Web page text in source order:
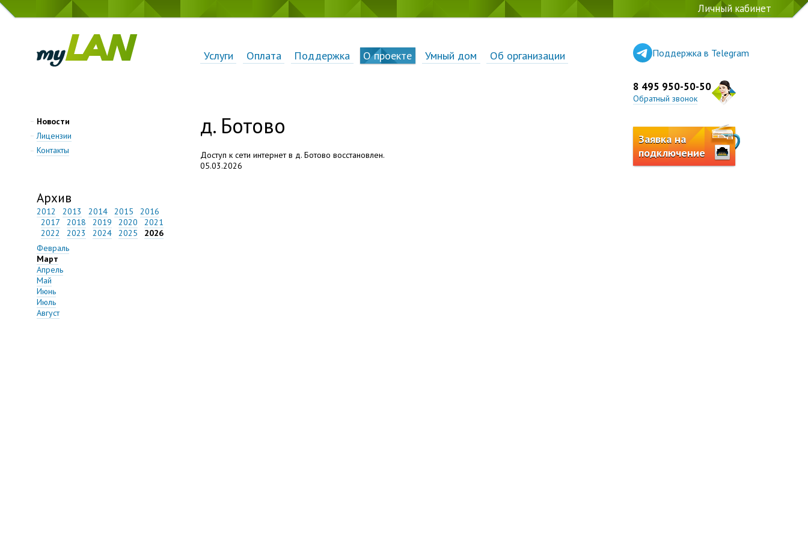
Личный кабинет
Услуги Оплата Поддержка О проекте Умный дом Об организации Поддержка в Telegram
Новости
Лицензии
Контакты
Архив
2012 2013 2014 2015
2016
2017
2018 2019 2020
2021
2022
2023 2024 2025
2026
Февраль
Март
Апрель
Май
Июнь
Июль
Август
д. Ботово
Доступ к сети интернет в д. Ботово восстановлен.
05.03.2026
8 495 950-50-50
Обратный звонок
Заявка на
подключение